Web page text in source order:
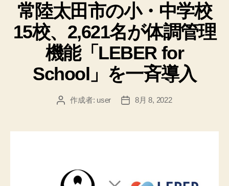
ゴ
リ
ー
常陸太田市の小・中学校
15校、2,621名が体調管理
機能「LEBER for
School」を一斉導入
投
作成者: user
投
8月 8, 2022